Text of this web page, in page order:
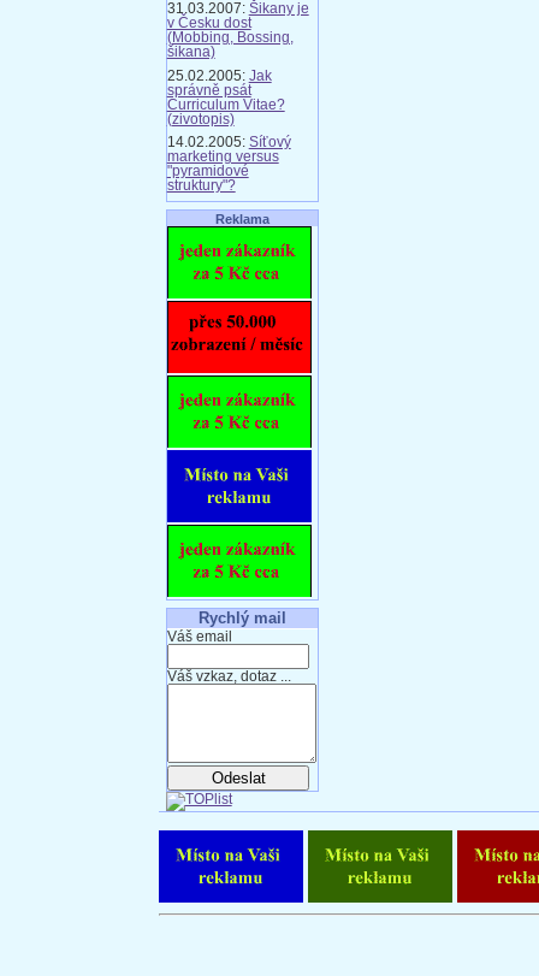
31.03.2007: Šikany je
v Česku dost
(Mobbing, Bossing,
šikana)
25.02.2005: Jak
správně psát
Curriculum Vitae?
(zivotopis)
14.02.2005: Síťový
marketing versus
"pyramidové
struktury"?
Reklama
Rychlý mail
Váš email
Váš vzkaz, dotaz ...